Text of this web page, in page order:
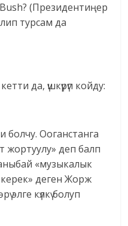
(Президентиңер
турсам да
да, үшкүрүп койду:
Ооганстанга
жортуулу» деп балп
«музыкалык
деген Жорж
элге күлкү болуп